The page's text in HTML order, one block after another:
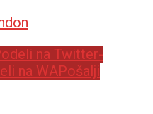
na Twitter-
na WAPošalji